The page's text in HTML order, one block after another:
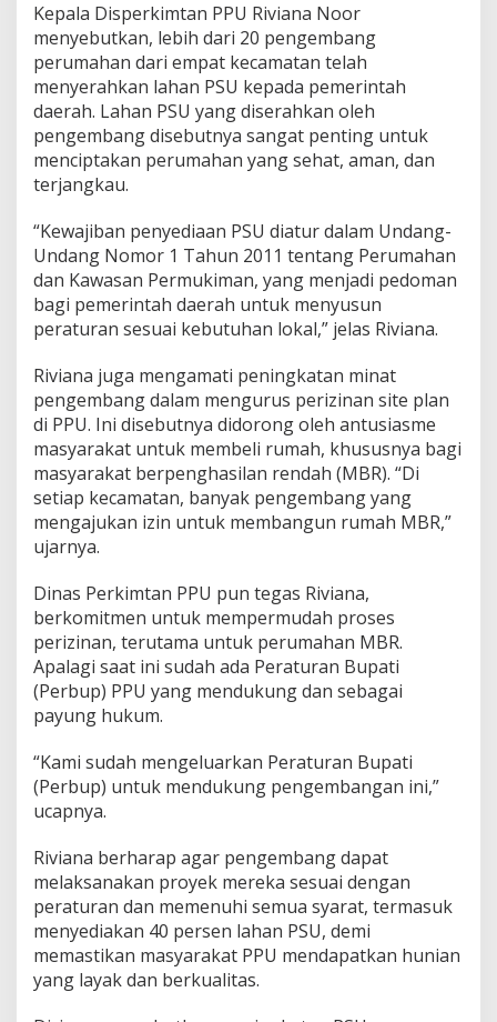
Kepala Disperkimtan PPU Riviana Noor
menyebutkan, lebih dari 20 pengembang
perumahan dari empat kecamatan telah
menyerahkan lahan PSU kepada pemerintah
daerah. Lahan PSU yang diserahkan oleh
pengembang disebutnya sangat penting untuk
menciptakan perumahan yang sehat, aman, dan
terjangkau.
“Kewajiban penyediaan PSU diatur dalam Undang-
Undang Nomor 1 Tahun 2011 tentang Perumahan
dan Kawasan Permukiman, yang menjadi pedoman
bagi pemerintah daerah untuk menyusun
peraturan sesuai kebutuhan lokal,” jelas Riviana.
Riviana juga mengamati peningkatan minat
pengembang dalam mengurus perizinan site plan
di PPU. Ini disebutnya didorong oleh antusiasme
masyarakat untuk membeli rumah, khususnya bagi
masyarakat berpenghasilan rendah (MBR). “Di
setiap kecamatan, banyak pengembang yang
mengajukan izin untuk membangun rumah MBR,”
ujarnya.
Dinas Perkimtan PPU pun tegas Riviana,
berkomitmen untuk mempermudah proses
perizinan, terutama untuk perumahan MBR.
Apalagi saat ini sudah ada Peraturan Bupati
(Perbup) PPU yang mendukung dan sebagai
payung hukum.
“Kami sudah mengeluarkan Peraturan Bupati
(Perbup) untuk mendukung pengembangan ini,”
ucapnya.
Riviana berharap agar pengembang dapat
melaksanakan proyek mereka sesuai dengan
peraturan dan memenuhi semua syarat, termasuk
menyediakan 40 persen lahan PSU, demi
memastikan masyarakat PPU mendapatkan hunian
yang layak dan berkualitas.